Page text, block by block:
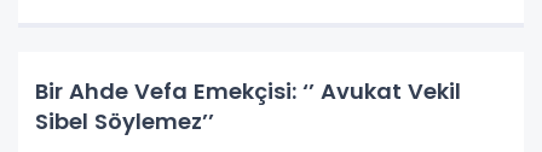
Bir Ahde Vefa Emekçisi: ‘’ Avukat Vekil
Sibel Söylemez’’